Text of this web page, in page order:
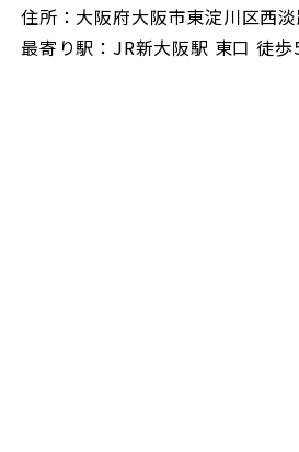
住所：大阪府大阪市東淀川区西
最寄り駅：JR新大阪駅 東口 徒歩